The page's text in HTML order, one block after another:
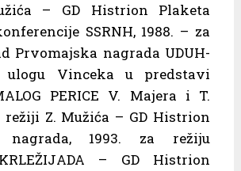
– GD Histrion Plaketa
SSRNH, 1988. – za
Prvomajska nagrada UDUH-
ulogu Vinceka u predstavi
PERICE V. Majera i T.
Z. Mužića – GD Histrion
nagrada, 1993. za režiju
– GD Histrion